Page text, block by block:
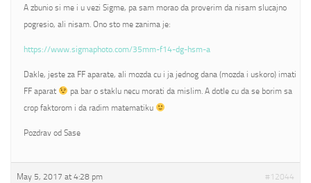
A zbunio si me i u vezi Sigme, pa sam morao da proverim da nisam slucajno
pogresio, ali nisam. Ono sto me zanima je:
https://www.sigmaphoto.com/35mm-f14-dg-hsm-a
Dakle, jeste za FF aparate, ali mozda cu i ja jednog dana (mozda i uskoro) imati
FF aparat
pa bar o staklu necu morati da mislim. A dotle cu da se borim sa
crop faktorom i da radim matematiku
Pozdrav od Sase
May 5, 2017 at 4:28 pm #12044